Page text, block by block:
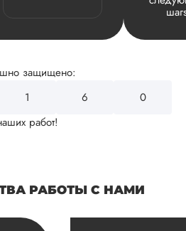
защищено:
2
3
4
работ!
РАБОТЫ С НАМИ